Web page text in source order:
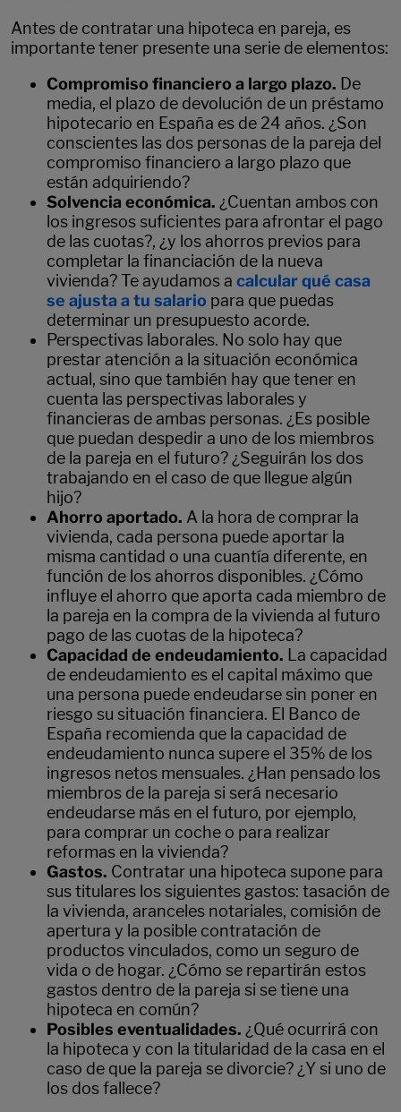
Antes de contratar una hipoteca en pareja, es
importante tener presente una serie de elementos:
Compromiso financiero a largo plazo. De
media, el plazo de devolución de un préstamo
hipotecario en España es de 24 años. ¿Son
conscientes las dos personas de la pareja del
compromiso financiero a largo plazo que
están adquiriendo?
Solvencia económica. ¿Cuentan ambos con
los ingresos suficientes para afrontar el pago
de las cuotas?, ¿y los ahorros previos para
completar la financiación de la nueva
vivienda?Te ayudamos a calcular qué casa
se ajusta a tu salario para que puedas
determinar un presupuesto acorde.
Perspectivas laborales. No solo hay que
prestar atención a la situación económica
actual, sino que también hay que tener en
cuenta las perspectivas laborales y
financieras de ambas personas. ¿Es posible
que puedan despedir a uno de los miembros
de la pareja en el futuro? ¿Seguirán los dos
trabajando en el caso de que llegue algún
hijo?
Ahorro aportado. A la hora de comprar la
vivienda, cada persona puede aportar la
misma cantidad o una cuantía diferente, en
función de los ahorros disponibles. ¿Cómo
influye el ahorro que aporta cada miembro de
la pareja en la compra de la vivienda al futuro
pago de las cuotas de la hipoteca?
Capacidad de endeudamiento. La capacidad
de endeudamiento es el capital máximo que
una persona puede endeudarse sin poner en
riesgo su situación financiera. El Banco de
España recomienda que la capacidad de
endeudamiento nunca supere el 35% de los
ingresos netos mensuales. ¿Han pensado los
miembros de la pareja si será necesario
endeudarse más en el futuro, por ejemplo,
para comprar un coche o para realizar
reformas en la vivienda?
Gastos. Contratar una hipoteca supone para
sus titulares los siguientes gastos: tasación de
la vivienda, aranceles notariales, comisión de
apertura y la posible contratación de
productos vinculados, como un seguro de
vida o de hogar. ¿Cómo se repartirán estos
gastos dentro de la pareja si se tiene una
hipoteca en común?
Posibles eventualidades. ¿Qué ocurrirá con
la hipoteca y con la titularidad de la casa en el
caso de que la pareja se divorcie? ¿Y si uno de
los dos fallece?